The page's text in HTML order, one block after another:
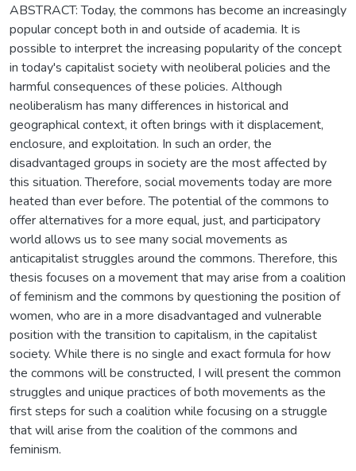
ABSTRACT: Today, the commons has become an increasingly
popular concept both in and outside of academia. It is
possible to interpret the increasing popularity of the concept
in today's capitalist society with neoliberal policies and the
harmful consequences of these policies. Although
neoliberalism has many differences in historical and
geographical context, it often brings with it displacement,
enclosure, and exploitation. In such an order, the
disadvantaged groups in society are the most affected by
this situation. Therefore, social movements today are more
heated than ever before. The potential of the commons to
offer alternatives for a more equal, just, and participatory
world allows us to see many social movements as
anticapitalist struggles around the commons. Therefore, this
thesis focuses on a movement that may arise from a coalition
of feminism and the commons by questioning the position of
women, who are in a more disadvantaged and vulnerable
position with the transition to capitalism, in the capitalist
society. While there is no single and exact formula for how
the commons will be constructed, I will present the common
struggles and unique practices of both movements as the
first steps for such a coalition while focusing on a struggle
that will arise from the coalition of the commons and
feminism.